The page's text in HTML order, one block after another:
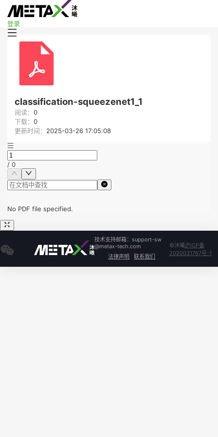
登录
classification-squeezenet1_1
阅读： 0
下载： 0
更新时间： 2025-03-26 17:05:08
/ 0
No PDF file specified.
技术支持邮箱：support-sw
@metax-tech.com
法律声明
联系我们
©沐曦沪ICP备
2020031767号-1